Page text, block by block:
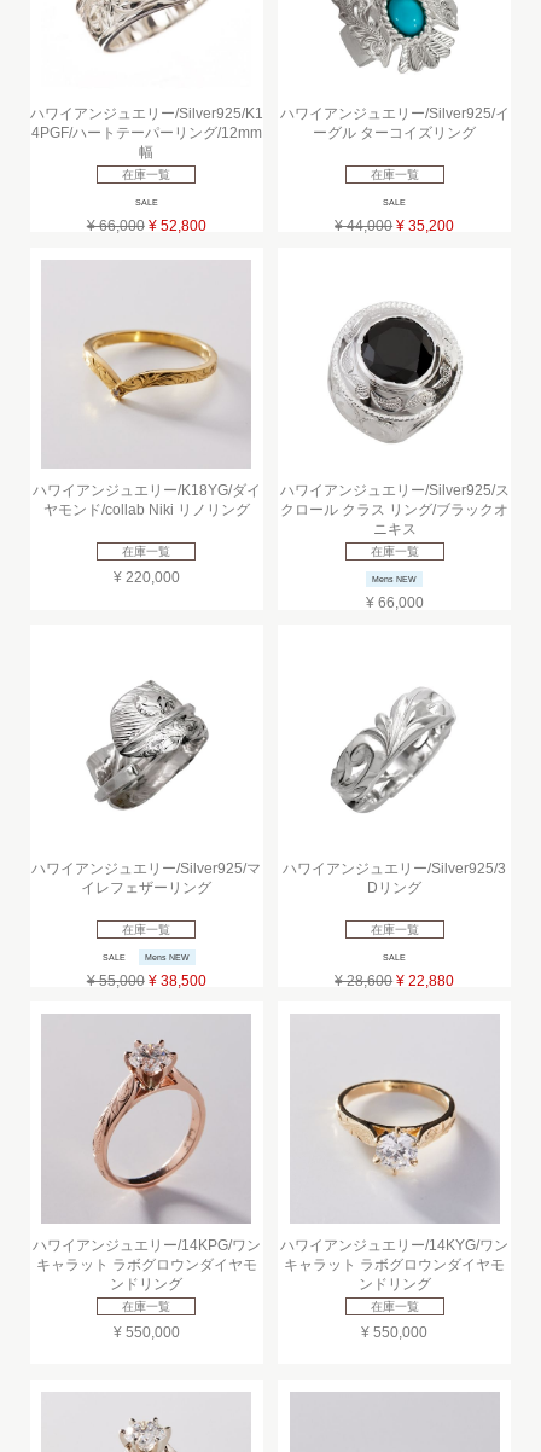
ハワイアンジュエリー/Silver925/K1
4PGF/ハートテーパーリング/12mm
幅
在庫一覧
SALE
¥ 66,000 ¥ 52,800
ハワイアンジュエリー/Silver925/イ
ーグル ターコイズリング
在庫一覧
SALE
¥ 44,000 ¥ 35,200
ハワイアンジュエリー/K18YG/ダイ
ヤモンド/collab Niki リノリング
在庫一覧
¥ 220,000
ハワイアンジュエリー/Silver925/ス
クロール クラス リング/ブラックオ
ニキス
在庫一覧
Mens NEW
¥ 66,000
ハワイアンジュエリー/Silver925/マ
イレフェザーリング
在庫一覧
SALE Mens NEW
¥ 55,000 ¥ 38,500
ハワイアンジュエリー/Silver925/3
Dリング
在庫一覧
SALE
¥ 28,600 ¥ 22,880
ハワイアンジュエリー/14KPG/ワン
キャラット ラボグロウンダイヤモ
ンドリング
在庫一覧
¥ 550,000
ハワイアンジュエリー/14KYG/ワン
キャラット ラボグロウンダイヤモ
ンドリング
在庫一覧
¥ 550,000